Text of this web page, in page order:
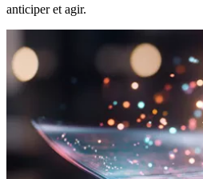
anticiper et agir.